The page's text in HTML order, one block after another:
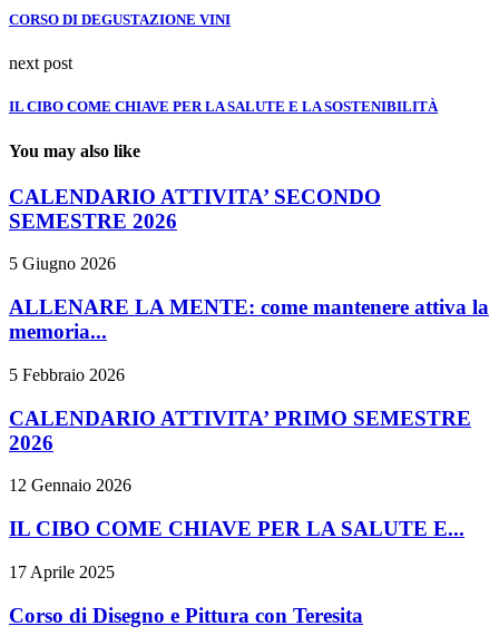
CORSO DI DEGUSTAZIONE VINI
next post
IL CIBO COME CHIAVE PER LA SALUTE E LA SOSTENIBILITÀ
You may also like
CALENDARIO ATTIVITA’ SECONDO
SEMESTRE 2026
5 Giugno 2026
ALLENARE LA MENTE: come mantenere attiva la
memoria...
5 Febbraio 2026
CALENDARIO ATTIVITA’ PRIMO SEMESTRE
2026
12 Gennaio 2026
IL CIBO COME CHIAVE PER LA SALUTE E...
17 Aprile 2025
Corso di Disegno e Pittura con Teresita